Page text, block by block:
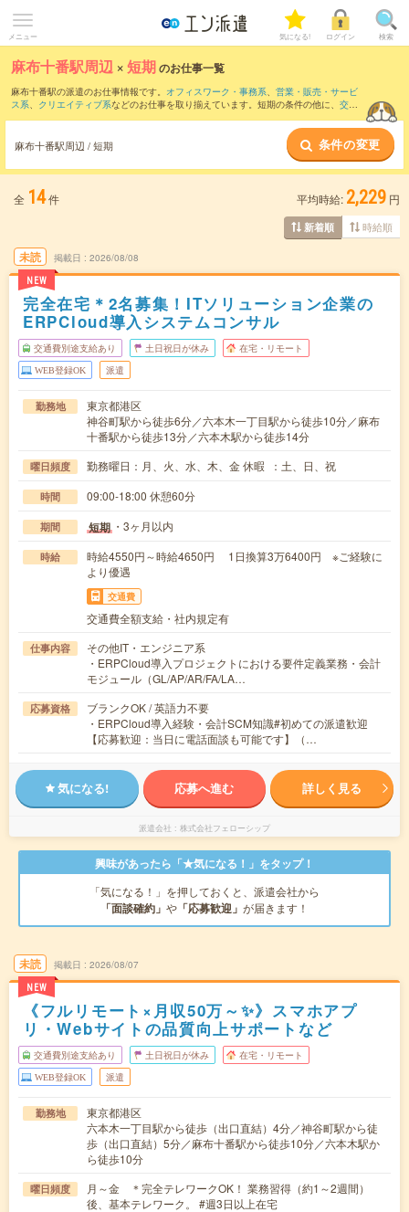
メニュー 気になる! ログイン 検索
麻布十番駅周辺 ×短期のお仕事一覧
麻布十番駅の派遣のお仕事情報です。 オフィスワーク・事務系、 営業・販売・サービ
ス系、 クリエイティブ系などのお仕事を取り揃えています。短期の条件の他に、 交通
麻布十番駅周辺 / 短期 条件の変更
全 14件 平均時給: 2,229 円
新着順 時給順
未読
NEW
掲載日 2026/08/08
完全在宅＊2名募集！ITソリューション企業の
ERPCloud導入システムコンサル
交通費別途支給あり 土日祝日が休み 在宅・リモート
WEB登録OK 派遣
勤務地
東京都港区
神谷町駅から徒歩6分／六本木一丁目駅から徒歩10分／麻布
十番駅から徒歩13分／六本木駅から徒歩14分
曜日頻度 勤務曜日：月、火、水、木、金 休暇 ：土、日、祝
時間 09:00-18:00 休憩60分
期間 短期 ・3ヶ月以内
時給
時給4550円～時給4650円 1日換算3万6400円 ※ご経験に
より優遇
交通費
交通費全額支給・社内規定有
仕事内容
その他IT・エンジニア系
・ERPCloud導入プロジェクトにおける要件定義業務・会計
モジュール（GL/AP/AR/FA/LA…
応募資格
ブランクOK / 英語力不要
・ERPCloud導入経験・会計SCM知識#初めての派遣歓迎
【応募歓迎：当日に電話面談も可能です】（…
気になる! 応募へ進む 詳しく見る
派遣会社 株式会社フェローシップ
興味があったら「★気になる！」をタップ！
「気になる！」を押しておくと、派遣会社から
「面談確約」 や 「応募歓迎」 が届きます！
未読
NEW
掲載日 2026/08/07
《フルリモート×月収50万～✨》スマホアプ
リ・Webサイトの品質向上サポートなど
交通費別途支給あり 土日祝日が休み 在宅・リモート
WEB登録OK 派遣
勤務地
東京都港区
六本木一丁目駅から徒歩（出口直結）4分／神谷町駅から徒
歩（出口直結）5分／麻布十番駅から徒歩10分／六本木駅か
ら徒歩10分
曜日頻度
月～金 ＊完全テレワークOK！ 業務習得（約1～2週間）
後、基本テレワーク。 #週3日以上在宅